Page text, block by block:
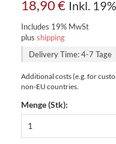
18,90€ Inkl.
Includes 19% MwSt
plus shipping
Delivery Time: 4-7 Tage
Additional costs (e.g. for
non-EU countries.
Menge (Stk):